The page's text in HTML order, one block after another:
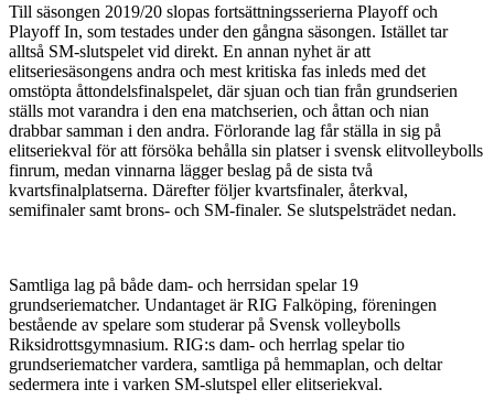
Till säsongen 2019/20 slopas fortsättningsserierna Playoff och
Playoff In, som testades under den gångna säsongen. Istället tar
alltså SM-slutspelet vid direkt. En annan nyhet är att
elitseriesäsongens andra och mest kritiska fas inleds med det
omstöpta åttondelsfinalspelet, där sjuan och tian från grundserien
ställs mot varandra i den ena matchserien, och åttan och nian
drabbar samman i den andra. Förlorande lag får ställa in sig på
elitseriekval för att försöka behålla sin platser i svensk elitvolleybolls
finrum, medan vinnarna lägger beslag på de sista två
kvartsfinalplatserna. Därefter följer kvartsfinaler, återkval,
semifinaler samt brons- och SM-finaler. Se slutspelsträdet nedan.
Samtliga lag på både dam- och herrsidan spelar 19
grundseriematcher. Undantaget är RIG Falköping, föreningen
bestående av spelare som studerar på Svensk volleybolls
Riksidrottsgymnasium. RIG:s dam- och herrlag spelar tio
grundseriematcher vardera, samtliga på hemmaplan, och deltar
sedermera inte i varken SM-slutspel eller elitseriekval.